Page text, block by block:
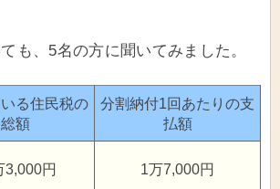
も、5名の方に聞いてみました。
る住民税の
総額
分割納付1回あたりの支
払額
3,000円 1万7,000円